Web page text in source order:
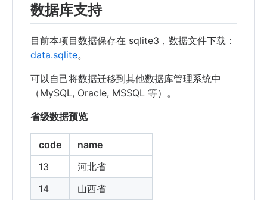
数据库支持
目前本项目数据保存在 sqlite3，数据文件下载：
data.sqlite。
可以自己将数据迁移到其他数据库管理系统中
（MySQL, Oracle, MSSQL 等）。
省级数据预览
code
name
13
河北省
14
山西省